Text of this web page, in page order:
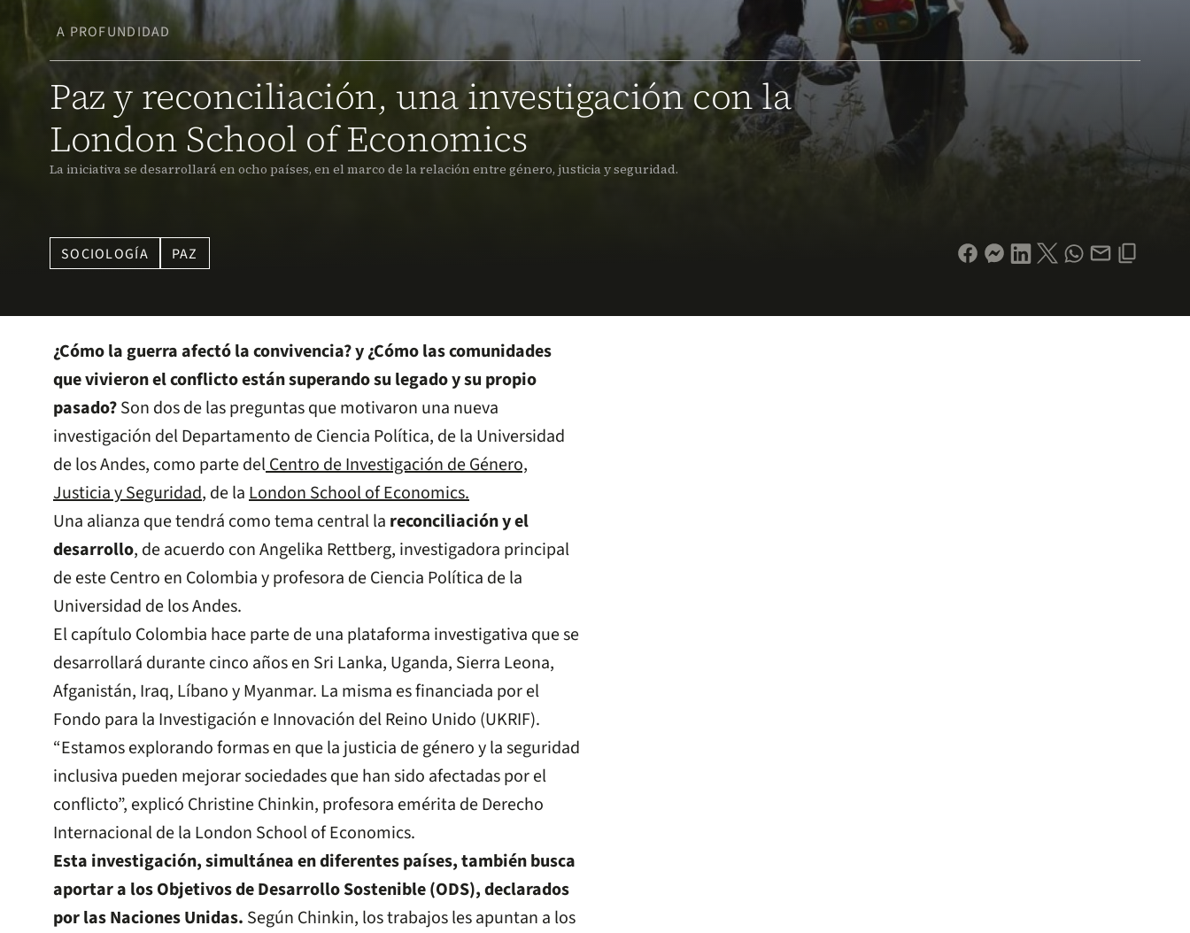
A PROFUNDIDAD
Paz y reconciliación, una investigación con la
London School of Economics
La iniciativa se desarrollará en ocho países, en el marco de la relación entre género, justicia y seguridad.
SOCIOLOGÍA PAZ
¿Cómo la guerra afectó la convivencia? y ¿Cómo las comunidades
que vivieron el conflicto están superando su legado y su propio
pasado?Son dos de las preguntas que motivaron una nueva
investigación del Departamento de Ciencia Política, de la Universidad
de los Andes, como parte delCentro de Investigación de Género,
Justicia y Seguridad, de laLondon School of Economics.
Una alianza que tendrá como tema central la reconciliación y el
desarrollo, de acuerdo con Angelika Rettberg, investigadora principal
de este Centro en Colombia y profesora de Ciencia Política de la
Universidad de los Andes.
El capítulo Colombia hace parte de una plataforma investigativa que se
desarrollará durante cinco años en Sri Lanka, Uganda, Sierra Leona,
Afganistán, Iraq, Líbano y Myanmar. La misma es financiada por el
Fondo para la Investigación e Innovación del Reino Unido (UKRIF).
“Estamos explorando formas en que la justicia de género y la seguridad
inclusiva pueden mejorar sociedades que han sido afectadas por el
conflicto”, explicó Christine Chinkin, profesora emérita de Derecho
Internacional de la London School of Economics.
Esta investigación, simultánea en diferentes países, también busca
aportar a los Objetivos de Desarrollo Sostenible (ODS), declarados
por las Naciones Unidas. Según Chinkin, los trabajos les apuntan a los